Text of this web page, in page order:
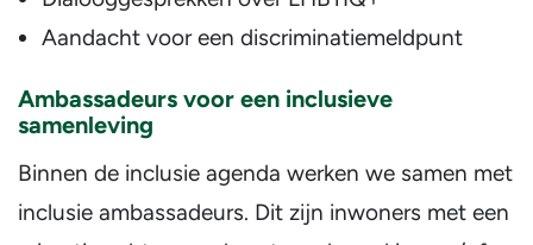
Aandacht voor een discriminatiemeldpunt
Ambassadeurs voor een inclusieve
samenleving
Binnen de inclusie agenda werken we samen met
inclusie ambassadeurs. Dit zijn inwoners met een